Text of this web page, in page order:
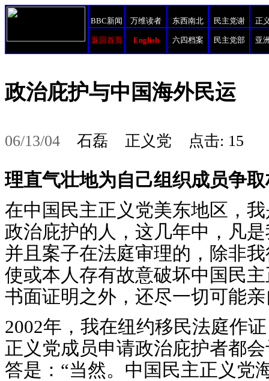
BBC新闻 万维读者 东西南北 民主党谢 正
返回首页 English 六四档案 民主党部 亚
政治庇护与中国海外民运
06/13/04 石磊 正义党 点击: 15
理直气壮地为自己组织成员争
在中国民主正义党美东地区，
政治庇护的人，这几年中，凡
并且案子在法庭审理的，除非
使或本人存有故意破坏中国民
书面证明之外，还尽一切可能
2002年，我在纽约移民法庭作
正义党成员申请政治庇护者都
答是：“当然。中国民主正义党